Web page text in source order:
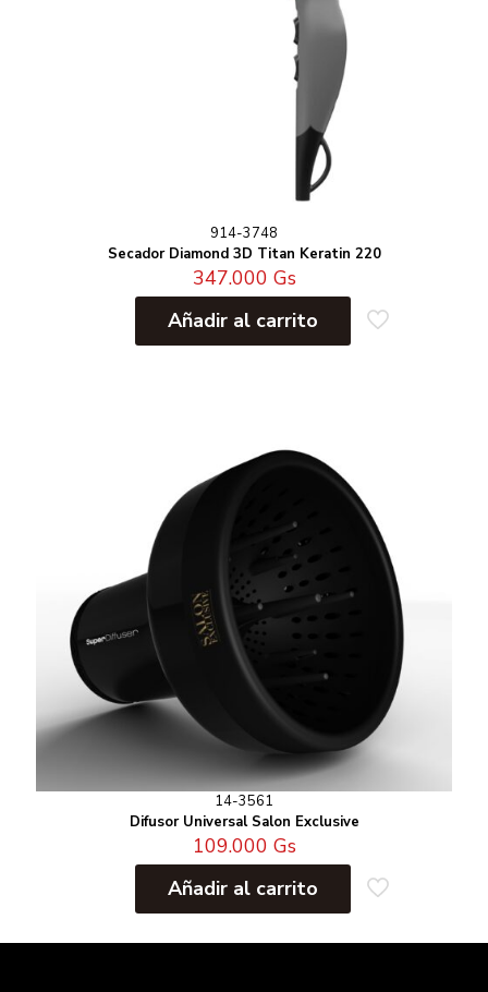
914-3748
Secador Diamond 3D Titan Keratin 220
347.000 Gs
Añadir al carrito
14-3561
Difusor Universal Salon Exclusive
109.000 Gs
Añadir al carrito